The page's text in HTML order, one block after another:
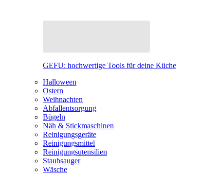
GEFU: hochwertige Tools für deine Küche
Halloween
Ostern
Weihnachten
Abfallentsorgung
Bügeln
Näh & Stickmaschinen
Reinigungsgeräte
Reinigungsmittel
Reinigungsutensilien
Staubsauger
Wäsche